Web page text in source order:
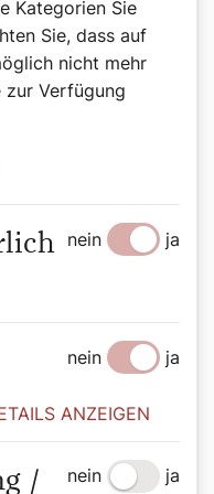
keine
konkrete
von Professor Kant
ewigen Friedens auf
Schrift ,Zum
Was soll ich
Was ist der
Kategorien Sie
Sie, dass auf
nicht mehr
zur Verfügung
nein ja
nein ja
ANZEIGEN
/
nein ja